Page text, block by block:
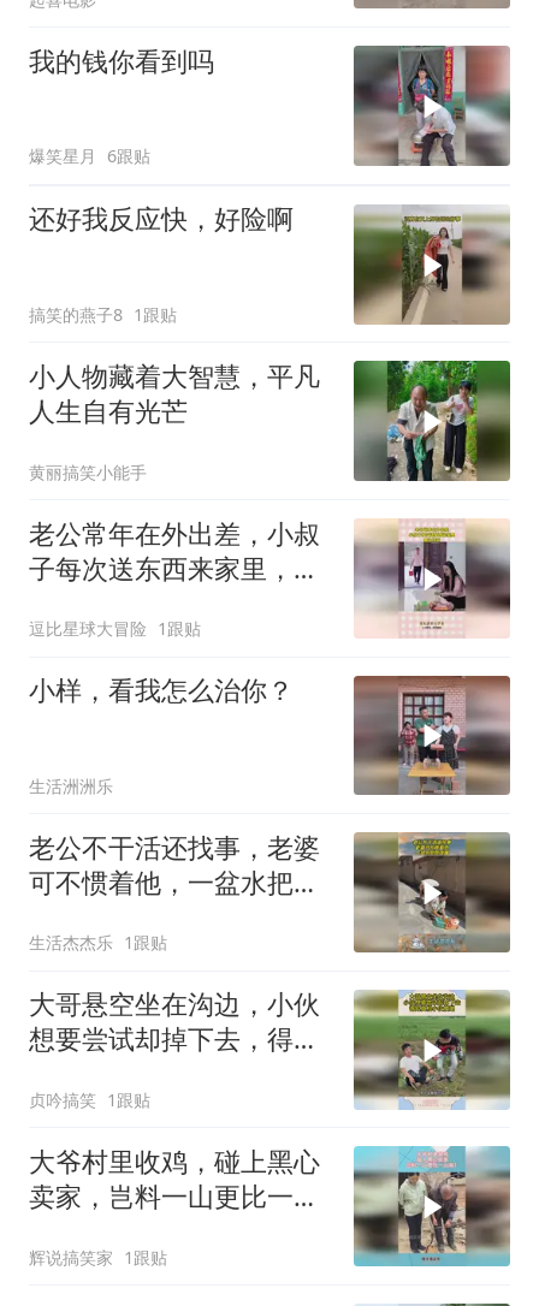
我的钱你看到吗
爆笑星月 6跟贴
还好我反应快，好险啊
搞笑的燕子8 1跟贴
小人物藏着大智慧，平凡
人生自有光芒
黄丽搞笑小能手
老公常年在外出差，小叔
子每次送东西来家里，都
逗比星球大冒险 1跟贴
小样，看我怎么治你？
生活洲洲乐
老公不干活还找事，老婆
可不惯着他，一盆水把他
生活杰杰乐 1跟贴
大哥悬空坐在沟边，小伙
想要尝试却掉下去，得知
贞吟搞笑 1跟贴
大爷村里收鸡，碰上黑心
卖家，岂料一山更比一山
辉说搞笑家 1跟贴